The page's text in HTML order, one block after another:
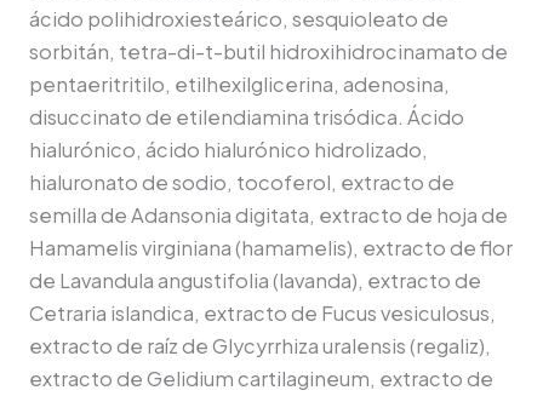
ácido polihidroxiesteárico, sesquioleato de
sorbitán, tetra-di-t-butil hidroxihidrocinamato de
pentaeritritilo, etilhexilglicerina, adenosina,
disuccinato de etilendiamina trisódica. Ácido
hialurónico, ácido hialurónico hidrolizado,
hialuronato de sodio, tocoferol, extracto de
semilla de Adansonia digitata, extracto de hoja de
Hamamelis virginiana (hamamelis), extracto de flor
de Lavandula angustifolia (lavanda), extracto de
Cetraria islandica, extracto de Fucus vesiculosus,
extracto de raíz de Glycyrrhiza uralensis (regaliz),
extracto de Gelidium cartilagineum, extracto de